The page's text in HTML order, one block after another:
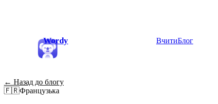
Wordy ВчитиБлог
← Назад до блогу
🇫🇷Французька